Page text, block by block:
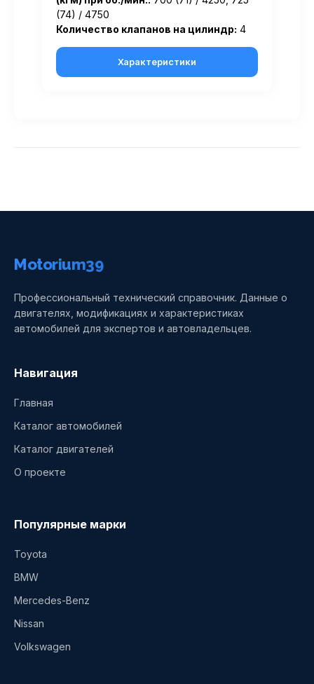
(74) / 4750
Количество клапанов на цилиндр: 4
Характеристики
Motorium39
Профессиональный технический справочник. Данные о
двигателях, модификациях и характеристиках
автомобилей для экспертов и автовладельцев.
Навигация
Главная
Каталог автомобилей
Каталог двигателей
О проекте
Популярные марки
Toyota
BMW
Mercedes-Benz
Nissan
Volkswagen